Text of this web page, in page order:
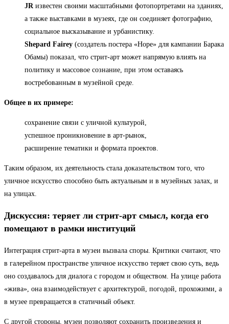
JRизвестен своими масштабными фотопортретами на зданиях,
а также выставками в музеях, где он соединяет фотографию,
социальное высказывание и урбанистику.
Shepard Fairey (создатель постера «Hope» для кампании Барака
Обамы) показал, что стрит-арт может напрямую влиять на
политику и массовое сознание, при этом оставаясь
востребованным в музейной среде.
Общее в их примере:
сохранение связи с уличной культурой,
успешное проникновение в арт-рынок,
расширение тематики и формата проектов.
Таким образом, их деятельность стала доказательством того, что
уличное искусство способно быть актуальным и в музейных залах, и
на улицах.
Дискуссия: теряет ли стрит-арт смысл, когда его
помещают в рамки институций
Интеграция стрит-арта в музеи вызвала споры. Критики считают, что
в галерейном пространстве уличное искусство теряет свою суть, ведь
оно создавалось для диалога с городом и обществом. На улице работа
«жива», она взаимодействует с архитектурой, погодой, прохожими, а
в музее превращается в статичный объект.
С другой стороны, музеи позволяют сохранить произведения и